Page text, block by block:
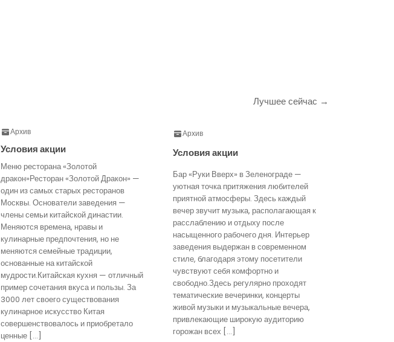
Лучшее сейчас →
Архив
Условия акции
Меню ресторана «Золотой
дракон»Ресторан «Золотой Дракон» —
один из самых старых ресторанов
Москвы. Основатели заведения —
члены семьи китайской династии.
Меняются времена, нравы и
кулинарные предпочтения, но не
меняются семейные традиции,
основанные на китайской
мудрости.Китайская кухня — отличный
пример сочетания вкуса и пользы. За
3000 лет своего существования
кулинарное искусство Китая
совершенствовалось и приобретало
ценные […]
Архив
Условия акции
Бар «Руки Вверх» в Зеленограде —
уютная точка притяжения любителей
приятной атмосферы. Здесь каждый
вечер звучит музыка, располагающая к
расслаблению и отдыху после
насыщенного рабочего дня. Интерьер
заведения выдержан в современном
стиле, благодаря этому посетители
чувствуют себя комфортно и
свободно.Здесь регулярно проходят
тематические вечеринки, концерты
живой музыки и музыкальные вечера,
привлекающие широкую аудиторию
горожан всех […]